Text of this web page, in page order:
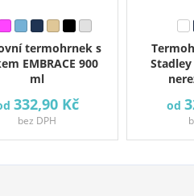
termohrnek s
EMBRACE 900
ml
332,90 Kč
bez DPH
Stadley
od